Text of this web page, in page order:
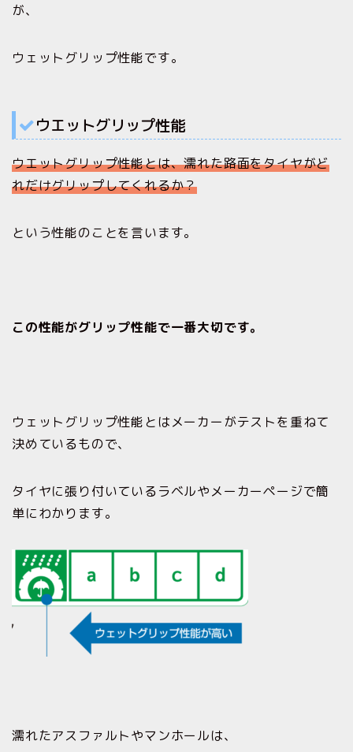
が、
ウェットグリップ性能です。
ウエットグリップ性能
ウエットグリップ性能とは、濡れた路面をタイヤがど
れだけグリップしてくれるか？
という性能のことを言います。
この性能がグリップ性能で一番大切です。
ウェットグリップ性能とはメーカーがテストを重ねて
決めているもので、
タイヤに張り付いているラベルやメーカーページで簡
単にわかります。
濡れたアスファルトやマンホールは、